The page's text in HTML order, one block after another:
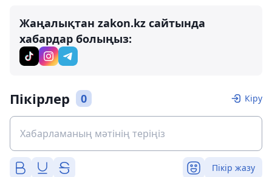
Жаңалықтан zakon.kz сайтында
хабардар болыңыз:
Пікірлер 0 Кіру
Пікір жазу